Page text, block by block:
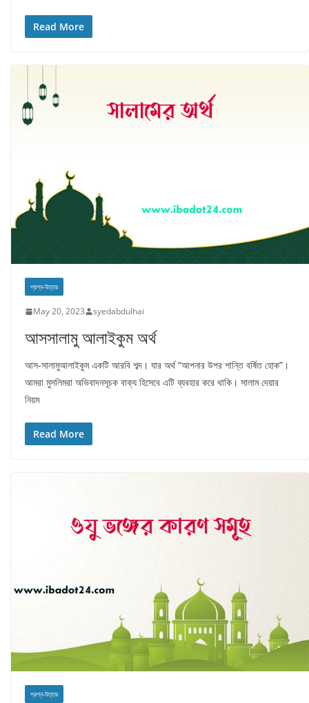
Read More
প্রশ্ন-উত্তর
May 20, 2023 syedabdulhai
আসসালামু আলাইকুম অর্থ
আস-সালামুআলাইকুম একটি আরবি শব্দ। যার অর্থ “আপনার উপর শান্তি বর্ষিত হোক”।
আমরা মুসলিমরা অভিবাদনসূচক বাক্য হিসেবে এটি ব্যবহার করে থাকি। সালাম দেয়ার
নিয়ম
Read More
প্রশ্ন-উত্তর